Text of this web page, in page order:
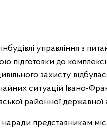
підготовки до
захисту
ситуацій Івано-
районної державної
наради представникам